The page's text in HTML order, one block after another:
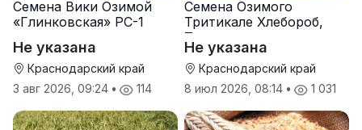
Семена Вики Озимой
«Глинковская» РС-1
Не указана
Краснодарский край
3 авг 2026, 09:24 • 114
Семена Озимого
Тритикале Хлебороб,
Тихон
Не указана
Краснодарский край
8 июл 2026, 08:14 • 1 031